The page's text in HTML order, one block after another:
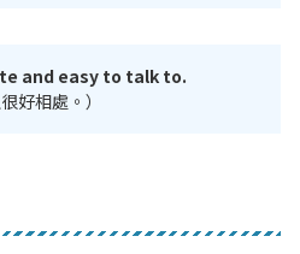
and easy to talk to.
好相處。）